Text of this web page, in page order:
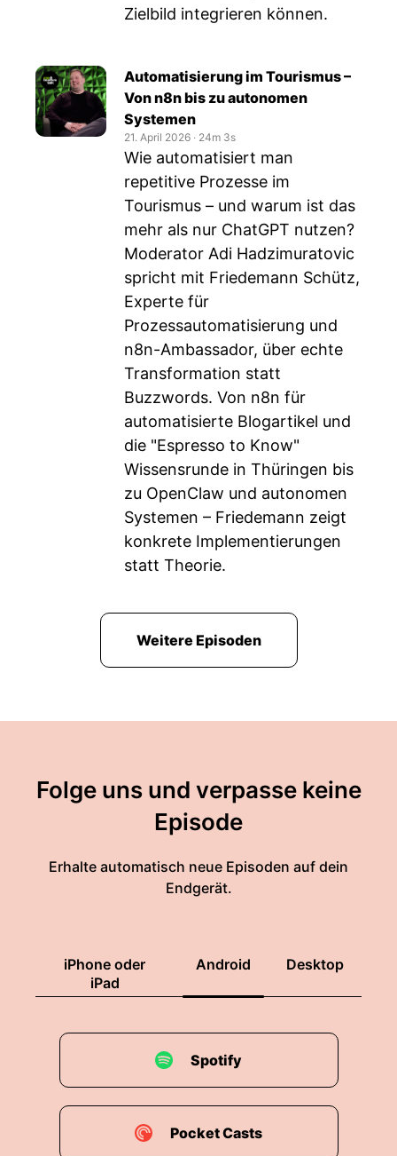
Zielbild integrieren können.
Automatisierung im Tourismus –
Von n8n bis zu autonomen
Systemen
21. April 2026 ‧ 24m 3s
Wie automatisiert man
repetitive Prozesse im
Tourismus – und warum ist das
mehr als nur ChatGPT nutzen?
Moderator Adi Hadzimuratovic
spricht mit Friedemann Schütz,
Experte für
Prozessautomatisierung und
n8n-Ambassador, über echte
Transformation statt
Buzzwords. Von n8n für
automatisierte Blogartikel und
die "Espresso to Know"
Wissensrunde in Thüringen bis
zu OpenClaw und autonomen
Systemen – Friedemann zeigt
konkrete Implementierungen
statt Theorie.
Weitere Episoden
Folge uns und verpasse keine
Episode
Erhalte automatisch neue Episoden auf dein
Endgerät.
iPhone oder
iPad
Android Desktop
Spotify
Pocket Casts